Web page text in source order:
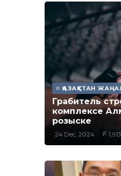
ҚАЗАҚСТАН
Грабитель
комплексе
розыске
24 Dec, 2024